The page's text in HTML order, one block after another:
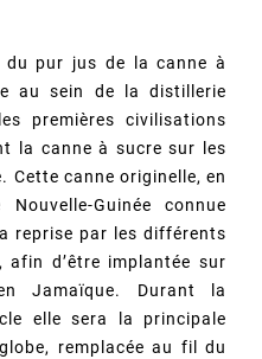
pur jus de la canne à
au sein de la distillerie
premières civilisations
la canne à sucre sur les
Cette canne originelle, en
Guinée connue
reprise par les différents
d’être implantée sur
Jamaïque. Durant la
elle sera la principale
remplacée au fil du